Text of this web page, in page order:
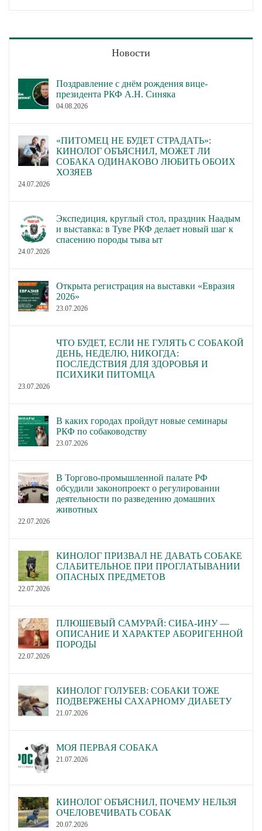
Новости
Поздравление с днём рождения вице-
президента РКФ А.Н. Синяка
04.08.2026
«ПИТОМЕЦ НЕ БУДЕТ СТРАДАТЬ»:
КИНОЛОГ ОБЪЯСНИЛ, МОЖЕТ ЛИ
СОБАКА ОДИНАКОВО ЛЮБИТЬ ОБОИХ
ХОЗЯЕВ
24.07.2026
Экспедиция, круглый стол, праздник Наадым
и выставка: в Туве РКФ делает новый шаг к
спасению породы тыва ыт
24.07.2026
Открыта регистрация на выставки «Евразия
2026»
23.07.2026
ЧТО БУДЕТ, ЕСЛИ НЕ ГУЛЯТЬ С СОБАКОЙ
ДЕНЬ, НЕДЕЛЮ, НИКОГДА:
ПОСЛЕДСТВИЯ ДЛЯ ЗДОРОВЬЯ И
ПСИХИКИ ПИТОМЦА
23.07.2026
В каких городах пройдут новые семинары
РКФ по собаководству
23.07.2026
В Торгово-промышленной палате РФ
обсудили законопроект о регулировании
деятельности по разведению домашних
животных
22.07.2026
КИНОЛОГ ПРИЗВАЛ НЕ ДАВАТЬ СОБАКЕ
СЛАБИТЕЛЬНОЕ ПРИ ПРОГЛАТЫВАНИИ
ОПАСНЫХ ПРЕДМЕТОВ
22.07.2026
ПЛЮШЕВЫЙ САМУРАЙ: СИБА-ИНУ —
ОПИСАНИЕ И ХАРАКТЕР АБОРИГЕННОЙ
ПОРОДЫ
22.07.2026
КИНОЛОГ ГОЛУБЕВ: СОБАКИ ТОЖЕ
ПОДВЕРЖЕНЫ САХАРНОМУ ДИАБЕТУ
21.07.2026
МОЯ ПЕРВАЯ СОБАКА
21.07.2026
КИНОЛОГ ОБЪЯСНИЛ, ПОЧЕМУ НЕЛЬЗЯ
ОЧЕЛОВЕЧИВАТЬ СОБАК
20.07.2026